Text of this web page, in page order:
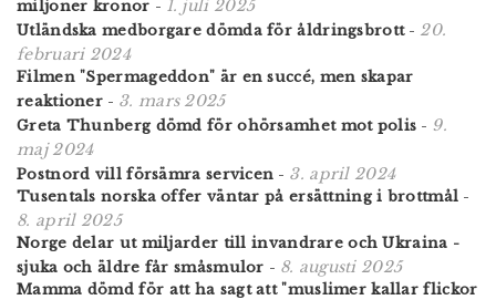
miljoner kronor - 1. juli 2025
Utländska medborgare dömda för åldringsbrott- 20.
februari 2024
Filmen "Spermageddon" är en succé, men skapar
reaktioner - 3. mars 2025
Greta Thunberg dömd för ohörsamhet mot polis - 9.
maj 2024
Postnord vill försämra servicen - 3. april 2024
Tusentals norska offer väntar på ersättning i brottmål -
8. april 2025
Norge delar ut miljarder till invandrare och Ukraina -
sjuka och äldre får småsmulor - 8. augusti 2025
Mamma dömd för att ha sagt att "muslimer kallar flickor